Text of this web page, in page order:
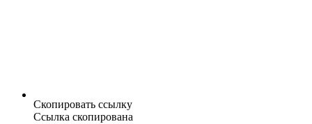
Скопировать ссылку
Ссылка скопирована